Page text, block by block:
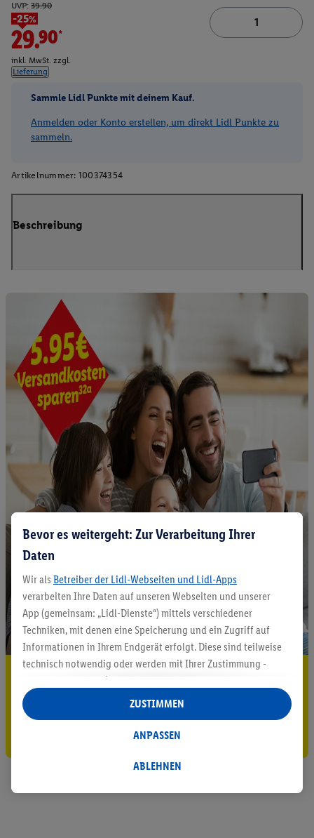
UVP: 39.90
-25%
29.90*
inkl. MwSt. zzgl.
Lieferung
Sammle Lidl Punkte mit deinem Kauf.
Anmelden oder Konto erstellen, um direkt Lidl Punkte zu
sammeln.
Artikelnummer: 100374354
Beschreibung
5.95 € Versand sparen³²ᵃ
Jetzt zum Newsletter anmelden
Gutschein sichern!
Bevor es weitergeht: Zur Verarbeitung Ihrer
Daten
Wir als Betreiber der Lidl-Webseiten und Lidl-Apps
verarbeiten Ihre Daten auf unseren Webseiten und unserer
App (gemeinsam: „Lidl-Dienste“) mittels verschiedener
Techniken, mit denen eine Speicherung und ein Zugriff auf
Informationen in Ihrem Endgerät erfolgt. Diese sind teilweise
technisch notwendig oder werden mit Ihrer Zustimmung -
auch durch Partner (u.a.
Verantwortliche; im Zusammenhang mit dem IAB TCF
insgesamt
Statistik-Erstellung oder für personalisierte Werbung
Datenverarbeitungen für personalisierte Werbung werden
ABLEHNEN
ANPASSEN
ZUSTIMMEN